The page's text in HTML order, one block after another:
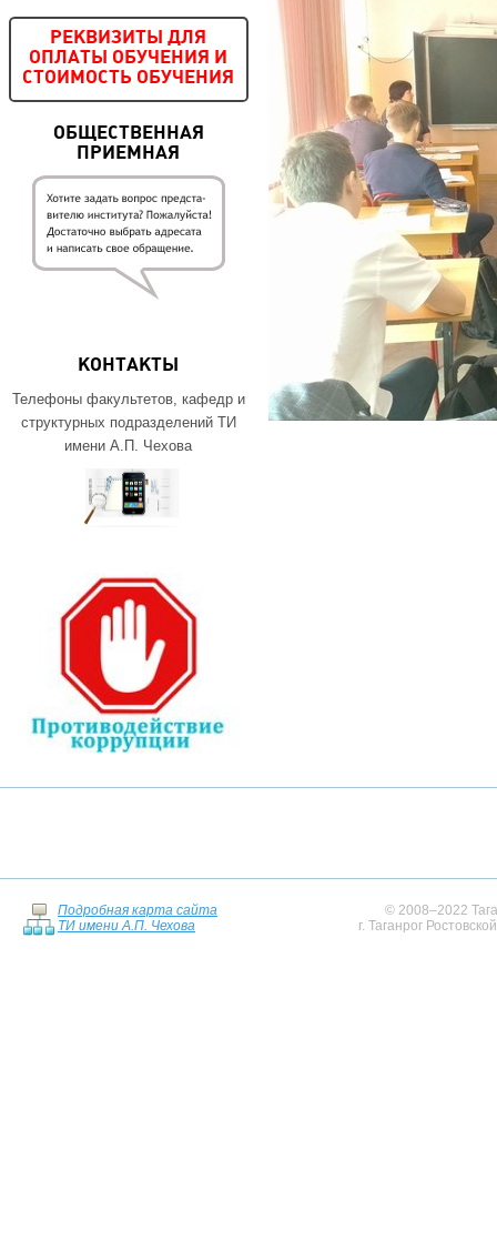
РЕКВИЗИТЫ ДЛЯ
ОПЛАТЫ ОБУЧЕНИЯ И
СТОИМОСТЬ ОБУЧЕНИЯ
ОБЩЕСТВЕННАЯ
ПРИЕМНАЯ
КОНТАКТЫ
Телефоны факультетов, кафедр и
структурных подразделений ТИ
имени А.П. Чехова
Подробная карта сайта
ТИ имени А.П. Чехова
© 2008–2022
г. Таганрог